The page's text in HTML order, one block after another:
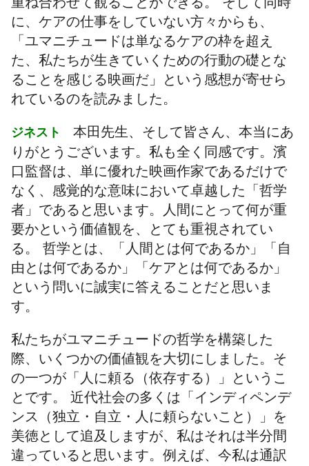
に、ケアの仕事をしていない方々からも、
「ユマニチュードは単なるケアの枠を超え
た、私たちが生きていくための行動の礎とな
ることを感じる映画だ」という感想が寄せら
れているのを読みました。
ジネスト本田先生、そして皆さん、本当にあ
りがとうございます。私も全く同感です。濱
口監督は、単に優れた映画作家であるだけで
なく、感覚的な意味において卓越した「哲学
者」であると思います。人間にとって何が重
要かという価値観を、とても重視されてい
る。 哲学とは、「人間とは何であるか」「自
由とは何であるか」「ケアとは何であるか」
という問いに誠実に答えることだと思いま
す。
私たちがユマニチュードの哲学を構築した
際、いくつかの価値観を大切にしました。そ
の一つが「人に頼る（依存する）」というこ
とです。 近代社会の多くは「インディペンデ
ンス（独立・自立・人に頼らないこと）」を
美徳として追及しますが、私はそれは半分間
違っていると思います。例えば、今私は通訳